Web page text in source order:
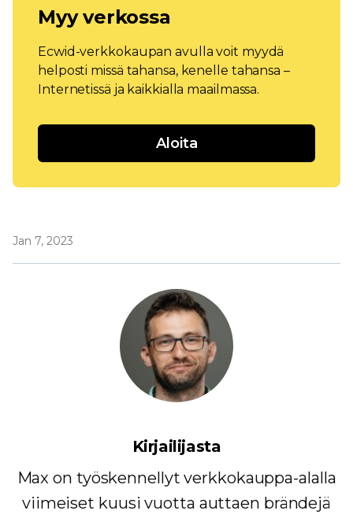
Myy verkossa
Ecwid-verkkokaupan avulla voit myydä
helposti missä tahansa, kenelle tahansa –
Internetissä ja kaikkialla maailmassa.
Aloita
Jan 7, 2023
Kirjailijasta
Max on työskennellyt verkkokauppa-alalla
viimeiset kuusi vuotta auttaen brändejä